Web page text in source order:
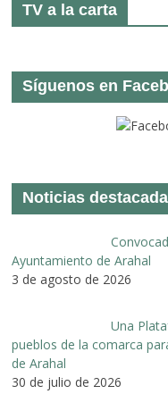
TV a la carta
Síguenos en
Noticias
Ayuntamiento de Arahal
3 de agosto de 2026
Una
pueblos de la comarca
de Arahal
30 de julio de 2026